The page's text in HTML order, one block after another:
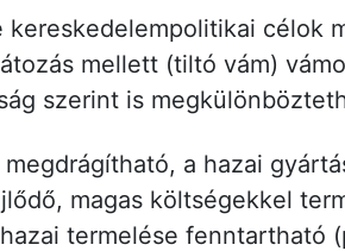
célok
mellett (tiltó vám)
szerint is
a hazai
magas költségekkel
termelése fenntartható